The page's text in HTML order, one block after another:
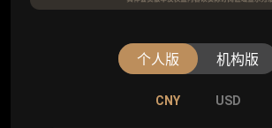
个人版 机构版
CNY USD
CNY USD